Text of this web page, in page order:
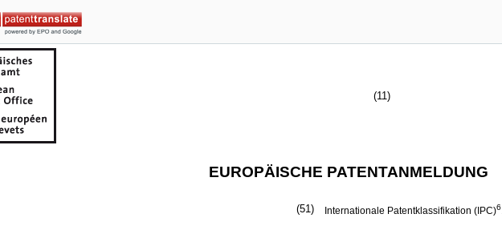
(11)
EUROPÄISCHE PATENTANMELDUNG
(51) Internationale Patentklassifikation (IPC)6